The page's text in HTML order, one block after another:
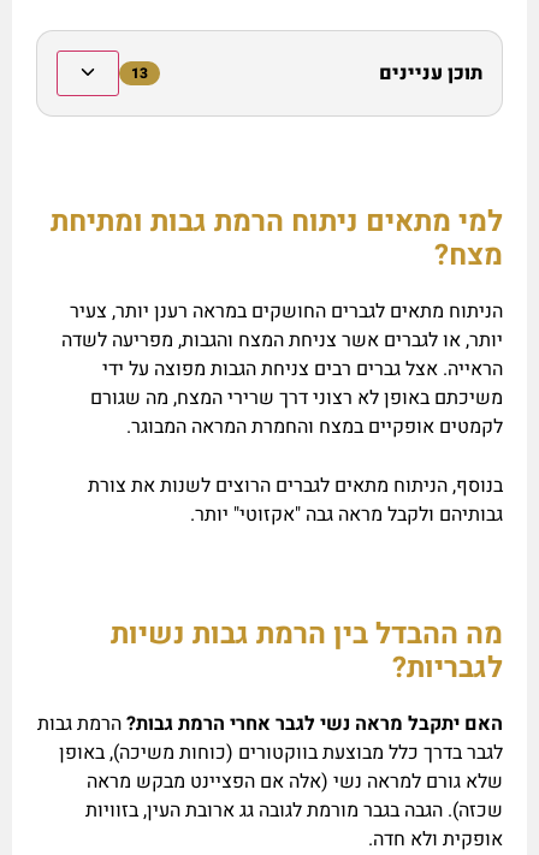
תוכן עניינים 13
למי מתאים ניתוח הרמת גבות ומתיחת
מצח?
הניתוח מתאים לגברים החושקים במראה רענן יותר, צעיר
יותר, או לגברים אשר צניחת המצח והגבות, מפריעה לשדה
הראייה. אצל גברים רבים צניחת הגבות מפוצה על ידי
משיכתם באופן לא רצוני דרך שרירי המצח, מה שגורם
לקמטים אופקיים במצח והחמרת המראה המבוגר.
בנוסף, הניתוח מתאים לגברים הרוצים לשנות את צורת
גבותיהם ולקבל מראה גבה "אקזוטי" יותר.
מה ההבדל בין הרמת גבות נשיות
לגבריות?
האם יתקבל מראה נשי לגבר אחרי הרמת גבות?הרמת גבות
לגבר בדרך כלל מבוצעת בווקטורים (כוחות משיכה), באופן
שלא גורם למראה נשי (אלה אם הפציינט מבקש מראה
שכזה). הגבה בגבר מורמת לגובה גג ארובת העין, בזוויות
אופקית ולא חדה.